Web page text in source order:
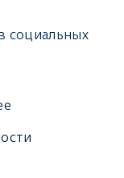
социальных